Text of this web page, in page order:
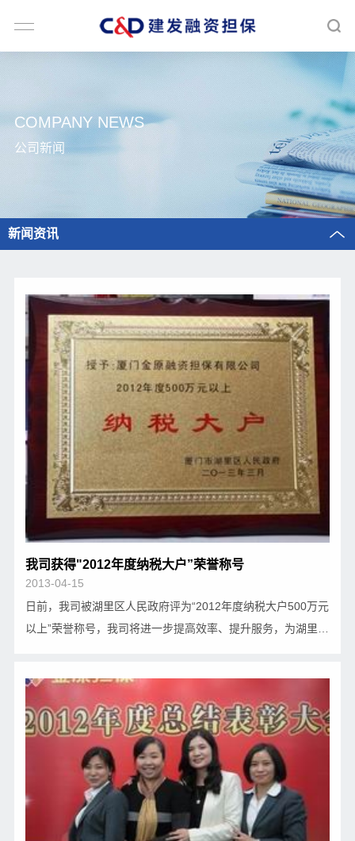
COMPANY NEWS
公司新闻
新闻资讯
我司获得"2012年度纳税大户”荣誉称号
2013-04-15
日前，我司被湖里区人民政府评为“2012年度纳税大户500万元
以上”荣誉称号，我司将进一步提高效率、提升服务，为湖里区